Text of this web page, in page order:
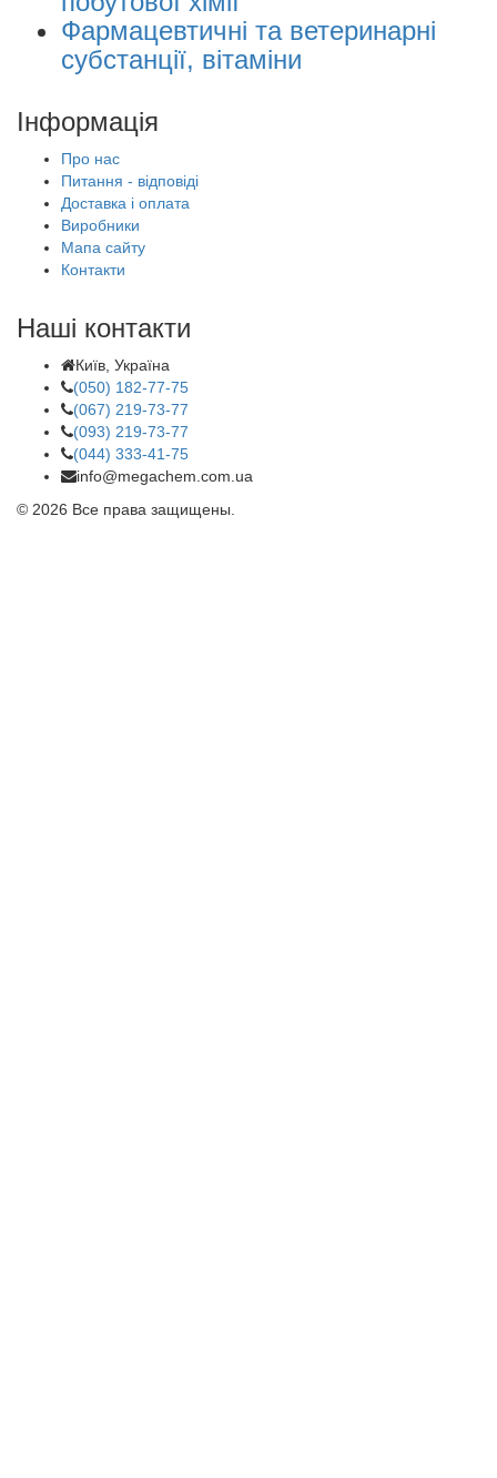
Фармацевтичні та ветеринарні
субстанції, вітаміни
Інформація
Про нас
Питання - відповіді
Доставка і оплата
Виробники
Мапа сайту
Контакти
Наші контакти
Київ, Україна
(050) 182-77-75
(067) 219-73-77
(093) 219-73-77
(044) 333-41-75
info@megachem.com.ua
© 2026 Все права защищены.